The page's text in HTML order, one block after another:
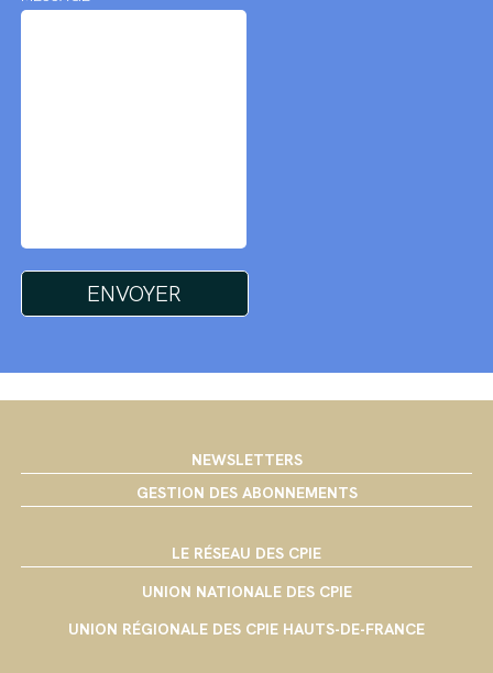
NEWSLETTERS
GESTION DES ABONNEMENTS
LE RÉSEAU DES CPIE
UNION NATIONALE DES CPIE
UNION RÉGIONALE DES CPIE HAUTS-DE-FRANCE